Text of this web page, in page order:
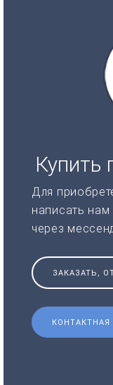
Купить
Для
написать
через
ЗАКАЗАТЬ,